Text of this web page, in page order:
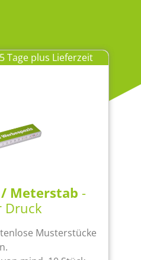
Tage plus Lieferzeit
Meterstab -
Druck
Musterstücke